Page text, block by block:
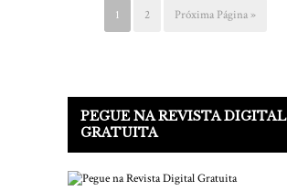
1 2 Próxima Página »
PEGUE NA REVISTA DIGITAL
GRATUITA